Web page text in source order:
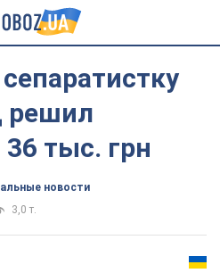
решил
36 тыс. грн
новости
3,0 т.